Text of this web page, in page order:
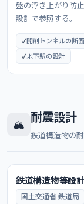
盤の浮き上がり防
設計で参照する。
開削トンネルの断
地下駅の設計
🏔️ 耐震設計
鉄道構造物の
鉄道構造物等設
国土交通省 鉄道局